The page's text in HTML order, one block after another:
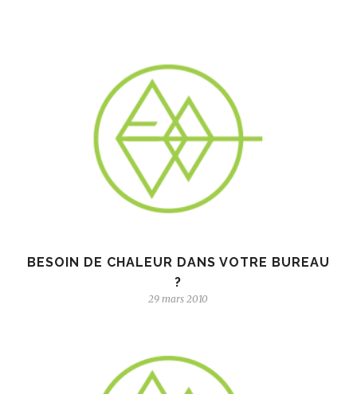
BESOIN DE CHALEUR DANS VOTRE BUREAU
?
29 mars 2010